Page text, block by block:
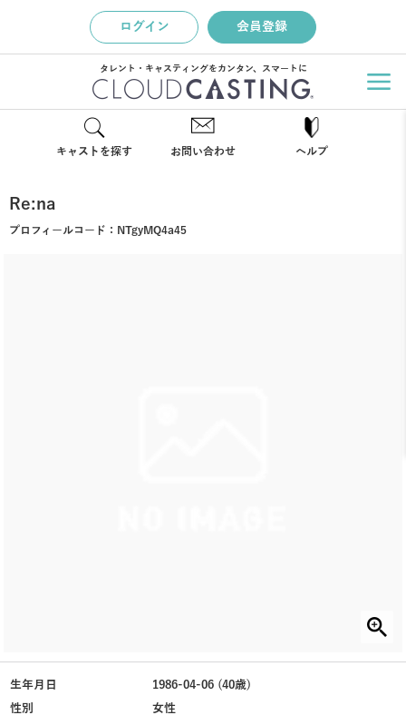
ログイン 会員登録
タレント・キャスティングをカンタン、スマートに
キャストを探す お問い合わせ ヘルプ
Re:na
プロフィールコード： NTgyMQ4a45
生年月日
1986-04-06 (40歳)
性別
女性